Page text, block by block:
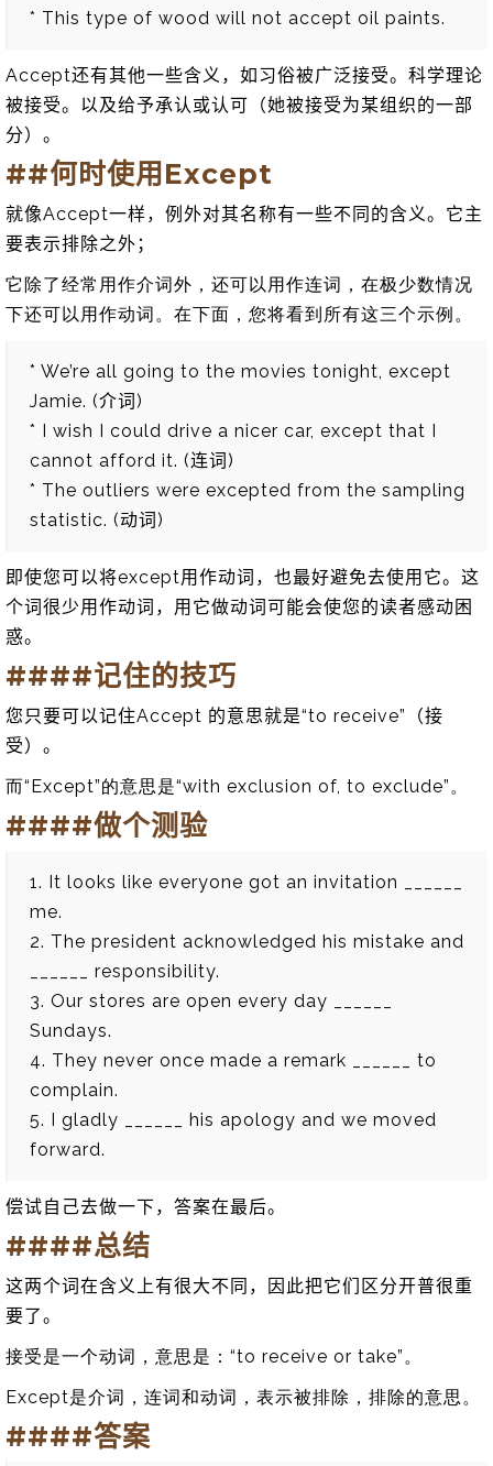
* This type of wood will not accept oil paints.
Accept还有其他一些含义，如习俗被广泛接受。科学理论
被接受。以及给予承认或认可（她被接受为某组织的一部
分）。
##何时使用Except
就像Accept一样，例外对其名称有一些不同的含义。它主
要表示排除之外；
它除了经常用作介词外，还可以用作连词，在极少数情况
下还可以用作动词。在下面，您将看到所有这三个示例。
* We’re all going to the movies tonight, except
Jamie. (介词)
* I wish I could drive a nicer car, except that I
cannot afford it. (连词)
* The outliers were excepted from the sampling
statistic. (动词)
即使您可以将except用作动词，也最好避免去使用它。这
个词很少用作动词，用它做动词可能会使您的读者感动困
惑。
####记住的技巧
您只要可以记住Accept 的意思就是“to receive”（接
受）。
而“Except”的意思是“with exclusion of, to exclude”。
####做个测验
1. It looks like everyone got an invitation ______
me.
2. The president acknowledged his mistake and
______ responsibility.
3. Our stores are open every day ______
Sundays.
4. They never once made a remark ______ to
complain.
5. I gladly ______ his apology and we moved
forward.
偿试自己去做一下，答案在最后。
####总结
这两个词在含义上有很大不同，因此把它们区分开普很重
要了。
接受是一个动词，意思是：“to receive or take”。
Except是介词，连词和动词，表示被排除，排除的意思。
####答案